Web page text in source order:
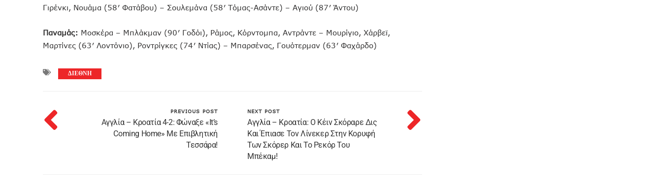
Γιρένκι, Νουάμα (58′ Φατάβου) – Σουλεμάνα (58′ Τόμας-Ασάντε) – Αγιού (87′ Άντου)
Παναμάς: Μοσκέρα – Μπλάκμαν (90′ Γοδόι), Ράμος, Κόρντομπα, Αντράντε – Μουρίγιο, Χάρβεϊ,
Μαρτίνες (63′ Λοντόνιο), Ροντρίγκες (74′ Ντίας) – Μπαρσένας, Γουότερμαν (63′ Φαχάρδο)
ΔΙΕΘΝΗ
PREVIOUS POST
Αγγλία – Κροατία 4-2: Φώναξε «It’s
Coming Home» Με Επιβλητική
Τεσσάρα!
NEXT POST
Αγγλία – Κροατία: Ο Κέιν Σκόραρε Δις
Και Έπιασε Τον Λίνεκερ Στην Κορυφή
Των Σκόρερ Και Το Ρεκόρ Του
Μπέκαμ!